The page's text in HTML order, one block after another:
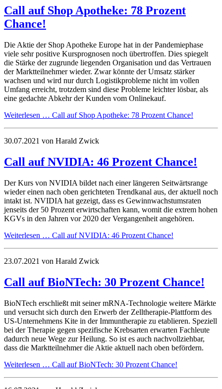
Call auf Shop Apotheke: 78 Prozent
Chance!
Die Aktie der Shop Apotheke Europe hat in der Pandemiephase
viele sehr positive Kursprognosen noch übertroffen. Dies spiegelt
die Stärke der zugrunde liegenden Organisation und das Vertrauen
der Marktteilnehmer wieder. Zwar könnte der Umsatz stärker
wachsen und wird nur durch Logistikprobleme nicht im vollen
Umfang erreicht, trotzdem sind diese Probleme leichter lösbar, als
eine gedachte Abkehr der Kunden vom Onlinekauf.
Weiterlesen … Call auf Shop Apotheke: 78 Prozent Chance!
30.07.2021 von Harald Zwick
Call auf NVIDIA: 46 Prozent Chance!
Der Kurs von NVIDIA bildet nach einer längeren Seitwärtsrange
wieder einen nach oben gerichteten Trendkanal aus, der aktuell noch
intakt ist. NVIDIA hat gezeigt, dass es Gewinnwachstumsraten
jenseits der 50 Prozent erwirtschaften kann, womit die extrem hohen
KGVs in den Jahren vor 2020 der Vergangenheit angehören.
Weiterlesen … Call auf NVIDIA: 46 Prozent Chance!
23.07.2021 von Harald Zwick
Call auf BioNTech: 30 Prozent Chance!
BioNTech erschließt mit seiner mRNA-Technologie weitere Märkte
und versucht sich durch den Erwerb der Zelltherapie-Plattform des
US-Unternehmens Kite in der Immuntherapie zu etablieren. Speziell
bei der Therapie gegen spezifische Krebsarten erwarten Fachleute
dadurch neue Wege zur Heilung. So ist es auch nachvollziehbar,
dass die Marktteilnehmer die Aktie aktuell nach oben befördern.
Weiterlesen … Call auf BioNTech: 30 Prozent Chance!